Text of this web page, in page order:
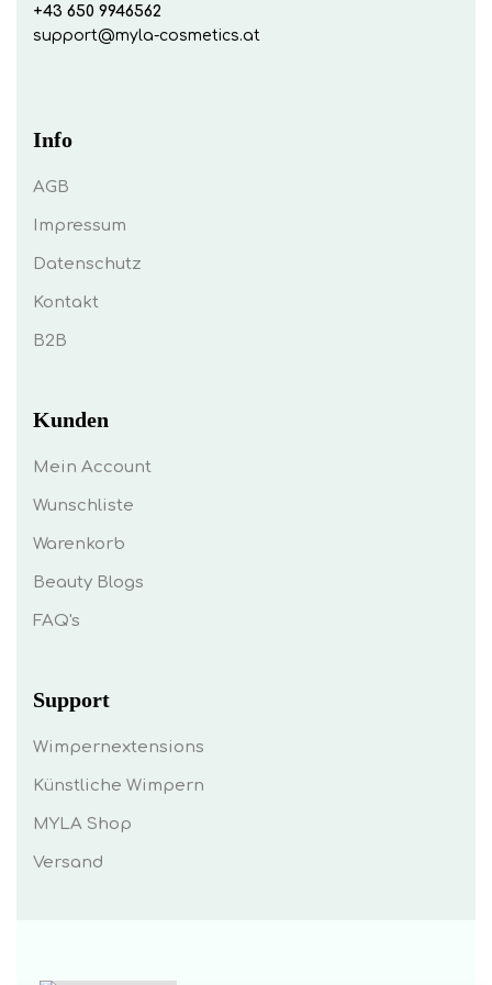
+43 650 9946562
support@myla-cosmetics.at
Info
AGB
Impressum
Datenschutz
Kontakt
B2B
Kunden
Mein Account
Wunschliste
Warenkorb
Beauty Blogs
FAQ's
Support
Wimpernextensions
Künstliche Wimpern
MYLA Shop
Versand